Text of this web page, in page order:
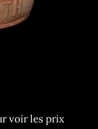
voir les prix